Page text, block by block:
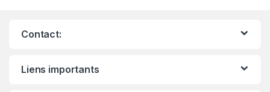
Contact:
Liens importants